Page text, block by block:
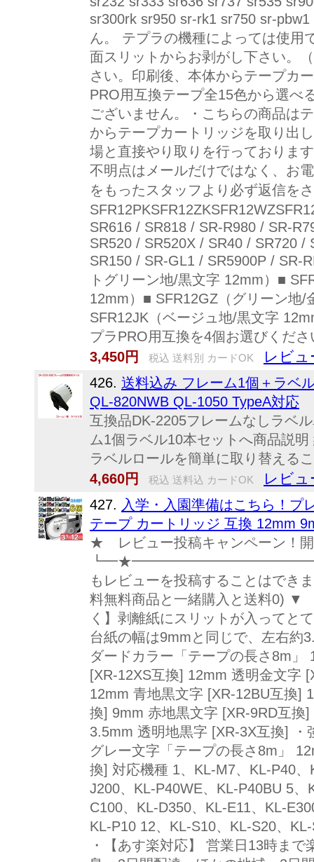
sr300rk sr950 sr-rk1 sr750 sr-
ん。 テプラの機種によっては使用
面スリットからお剥がし下さい。
さい。印刷後、本体からテープカ
PRO用互換テープ全15色から選べ
ございません。・こちらの商品は
からテープカートリッジを取り出
場と直接やり取りを行っておりま
不明点はメールだけではなく、お
をもったスタッフより必ず返信を
SR616 / SR818 / SR-R980 / SR-
SR520 / SR520X / SR40 / SR720
SR150 / SR-GL1 / SR5900P / SR-
トグリーン地/黒文字 12mm）■
12mm）■ SFR12GZ（グリーン地
SFR12JK（ベージュ地/黒文字
プラPRO用互換を4個お選びくださ
3,450円
税込 送料別 カードOK レビュ
426. 送料込み フレーム1個＋ラベ
QL-820NWB QL-1050 TypeA対応
互換品DK-2205フレームなしラベ
ム1個ラベル10本セットへ商品説
ラベルロールを簡単に取り替える
4,660円
税込 送料込 カードOK レビュ
427. 入学・入園準備はこちら！
テープ カートリッジ 互換 12mm
★ レビュー投稿キャン
┗━★━━━━━━━━━━━━━━━━━━┗━☆
もレビューを投稿することはでき
料無料商品と一緒購入と送料0) ▼
く】剥離紙にスリットが入ってと
台紙の幅は9mmと同じで、左右約
ダードカラー「テープの長さ8m
[XR-12XS互換] 12mm 透明金文字
12mm 青地黒文字 [XR-12BU互換]
換] 9mm 赤地黒文字 [XR-9RD互換
3.5mm 透明地黒字 [XR-3X互換]
グレー文字「テープの長さ8m」
換] 対応機種 1、KL-M7、KL-P40
J200、KL-P40WE、KL-P40BU 5
C100、KL-D350、KL-E11、KL-
KL-P10 12、KL-S10、KL-S20、
・【あす楽対応】 営業日13時ま